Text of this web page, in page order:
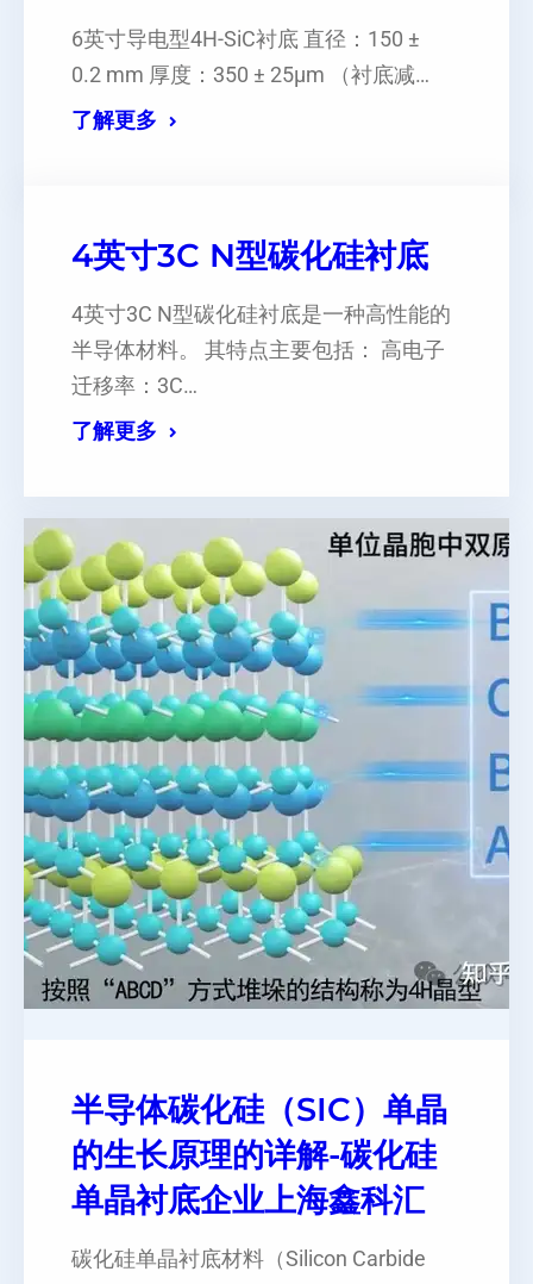
6英寸导电型4H-SiC衬底 直径：150 ±
0.2 mm 厚度：350 ± 25μm （衬底减…
了解更多
4英寸3C N型碳化硅衬底
‌4英寸3C N型碳化硅衬底是一种高性能的
半导体材料‌。 其特点主要包括： ‌高电子
迁移率‌：3C…
了解更多
半导体碳化硅（SIC）单晶
的生长原理的详解-碳化硅
单晶衬底企业上海鑫科汇
碳化硅单晶衬底材料（Silicon Carbide